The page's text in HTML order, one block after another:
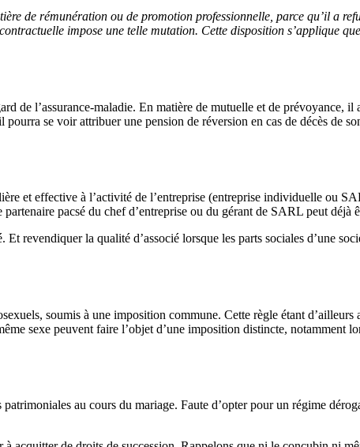
de rémunération ou de promotion professionnelle, parce qu’il a
impose une telle mutation. Cette disposition s’applique
de l’assurance-maladie. En matière de mutuelle et de prévoyance,
se voir attribuer une pension de réversion en cas de décès de
et effective à l’activité de l’entreprise (entreprise individuelle ou
pacsé du chef d’entreprise ou du gérant de SARL peut déjà
revendiquer la qualité d’associé lorsque les parts sociales d’une
soumis à une imposition commune. Cette règle étant
sexe peuvent faire l’objet d’une imposition distincte, notamment
au cours du mariage. Faute d’opter pour un régime